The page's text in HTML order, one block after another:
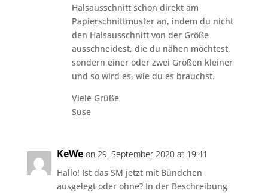
Halsausschnitt schon direkt am
Papierschnittmuster an, indem du nicht
den Halsausschnitt von der Größe
ausschneidest, die du nähen möchtest,
sondern einer oder zwei Größen kleiner
und so wird es, wie du es brauchst.
Viele Grüße
Suse
KeWe on 29. September 2020 at 19:41
Hallo! Ist das SM jetzt mit Bündchen
ausgelegt oder ohne? In der Beschreibung